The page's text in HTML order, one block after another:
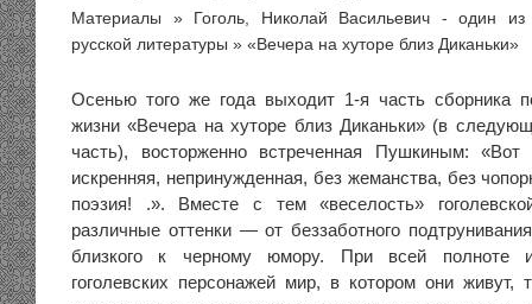
Материалы »
Гоголь, Николай Васильевич - один из
русской литературы » «Вечера на хуторе близ Диканьки»
Осенью того же года выходит 1-я часть сборника
жизни «Вечера на хуторе близ Диканьки» (в
часть), восторженно встреченная Пушкиным: «Вот
искренняя, непринужденная, без жеманства, без
поэзия! .». Вместе с тем «веселость»
различные оттенки — от беззаботного
близкого к черному юмору. При всей полноте и
гоголевских персонажей мир, в котором они живут,